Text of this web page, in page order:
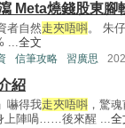
Meta燒錢股東腳
者自然走夾唔唞。 朱
...全文
信筆攻略 習廣思
紹
嚇得我走夾唔唞 ，驚
上陣喎……後來醒 ...全